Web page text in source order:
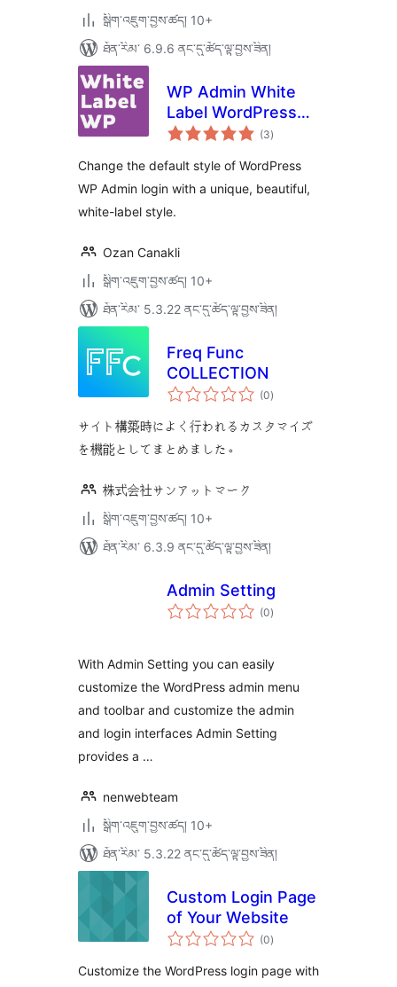
སྒྲིག་འཇུག་བྱས་ཚད། 10+
ཐོན་རིམ་ 6.9.6 ནང་དུ་ཚོད་ལྟ་བྱས་ཟིན།
WP Admin White
Label WordPress
Login Page
(3གདེང་
འཇོག་
ཚང་།
)
Change the default style of WordPress
WP Admin login with a unique, beautiful,
white-label style.
Ozan Canakli
སྒྲིག་འཇུག་བྱས་ཚད། 10+
ཐོན་རིམ་ 5.3.22 ནང་དུ་ཚོད་ལྟ་བྱས་ཟིན།
Freq Func
COLLECTION
(0གདེང་
འཇོག་
ཚང་།
)
サイト構築時によく行われるカスタマイズ
を機能としてまとめました。
株式会社サンアットマーク
སྒྲིག་འཇུག་བྱས་ཚད། 10+
ཐོན་རིམ་ 6.3.9 ནང་དུ་ཚོད་ལྟ་བྱས་ཟིན།
Admin Setting
(0གདེང་
འཇོག་
)
With Admin Setting you can easily
customize the WordPress admin menu
and toolbar and customize the admin
and login interfaces Admin Setting
provides a …
nenwebteam
སྒྲིག་འཇུག་བྱས་ཚད། 10+
ཐོན་རིམ་ 5.3.22 ནང་དུ་ཚོད་ལྟ་བྱས་ཟིན།
Custom Login Page
of Your Website
(0གདེང་
འཇོག་
ཚང་།
)
Customize the WordPress login page with